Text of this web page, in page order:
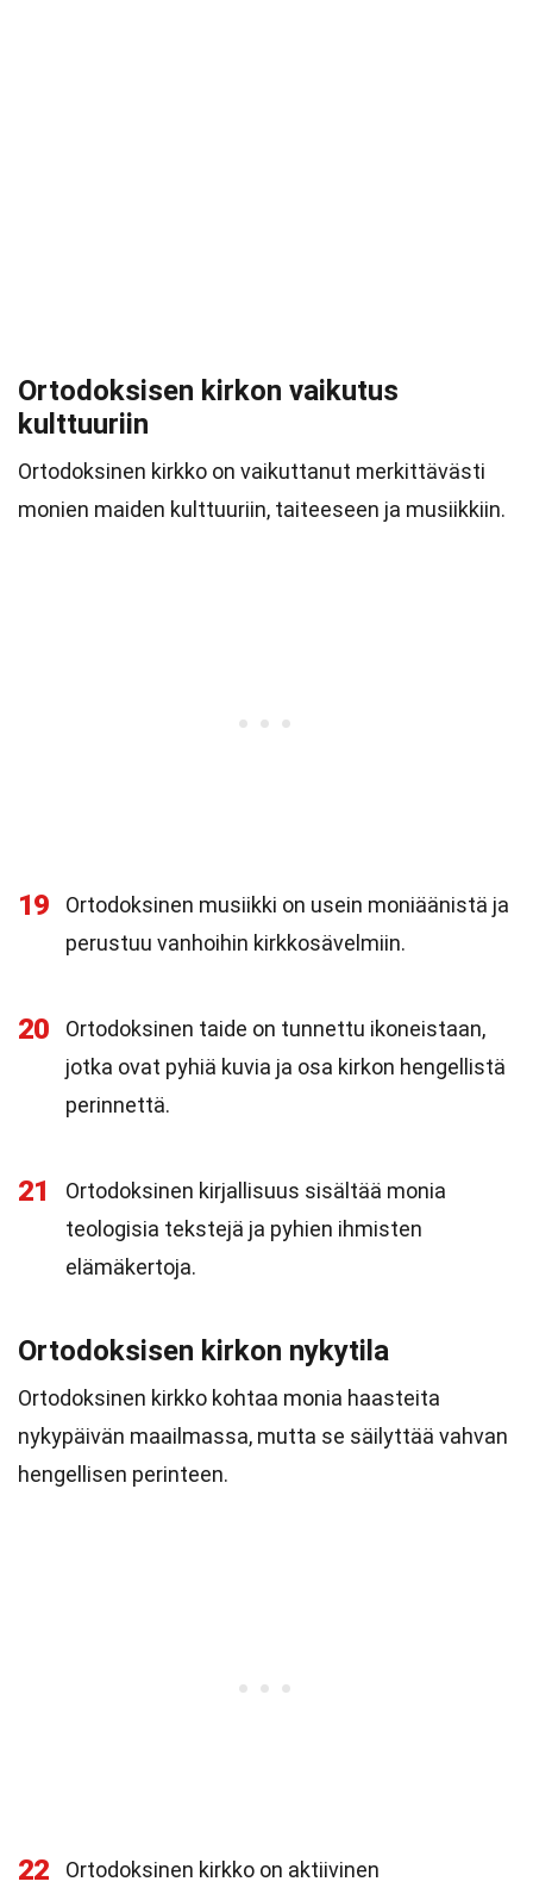
Ortodoksisen kirkon vaikutus
kulttuuriin
Ortodoksinen kirkko on vaikuttanut merkittävästi
monien maiden kulttuuriin, taiteeseen ja musiikkiin.
19
Ortodoksinen musiikki on usein moniäänistä ja
perustuu vanhoihin kirkkosävelmiin.
20
Ortodoksinen taide on tunnettu ikoneistaan,
jotka ovat pyhiä kuvia ja osa kirkon hengellistä
perinnettä.
21
Ortodoksinen kirjallisuus sisältää monia
teologisia tekstejä ja pyhien ihmisten
elämäkertoja.
Ortodoksisen kirkon nykytila
Ortodoksinen kirkko kohtaa monia haasteita
nykypäivän maailmassa, mutta se säilyttää vahvan
hengellisen perinteen.
22
Ortodoksinen kirkko on aktiivinen